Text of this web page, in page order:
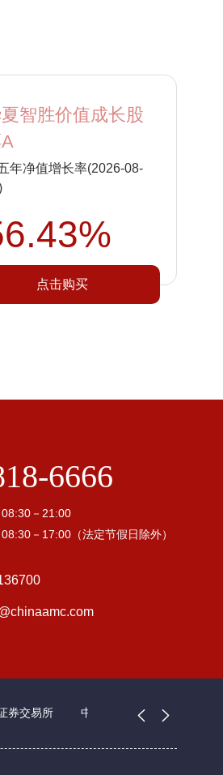
智胜价值成长股
年净值增长率(2026-08-
点击购买
6666
－21:00
－17:00（法定节假日除外）
券交易所 中国证券业协会